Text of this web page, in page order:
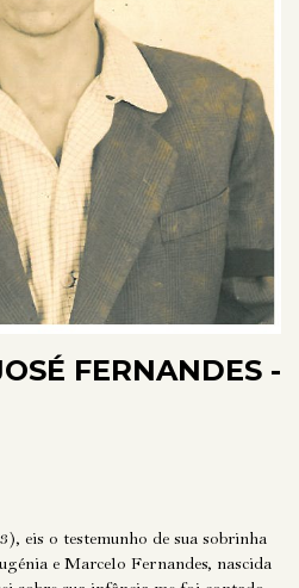
FERNANDES -
eis o testemunho de sua sobrinha
e Marcelo Fernandes, nascida